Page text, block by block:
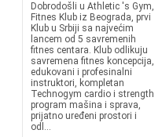
Dobrodošli u Athletic 's Gym,
Fitnes Klub iz Beograda, prvi
Klub u Srbiji sa najvećim
lancem od 5 savremenih
fitnes centara. Klub odlikuju
savremena fitnes koncepcija,
edukovani i profesinalni
instruktori, kompletan
Technogym cardio i strength
program mašina i sprava,
prijatno uređeni prostori i
odl...